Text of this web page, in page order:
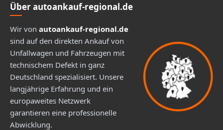
Über autoankauf-regional.de
Wir von autoankauf-regional.de
sind auf den direkten Ankauf von
Unfallwagen und Fahrzeugen mit
technischem Defekt in ganz
Deutschland spezialisiert. Unsere
langjährige Erfahrung und ein
europaweites Netzwerk
garantieren eine professionelle
Abwicklung.